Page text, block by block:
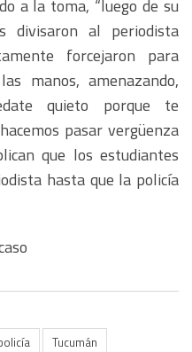
a la toma, “luego de su
divisaron al periodista
forcejaron para
manos, amenazando,
quieto porque te
pasar vergüenza
que los estudiantes
hasta que la policía
Tucumán